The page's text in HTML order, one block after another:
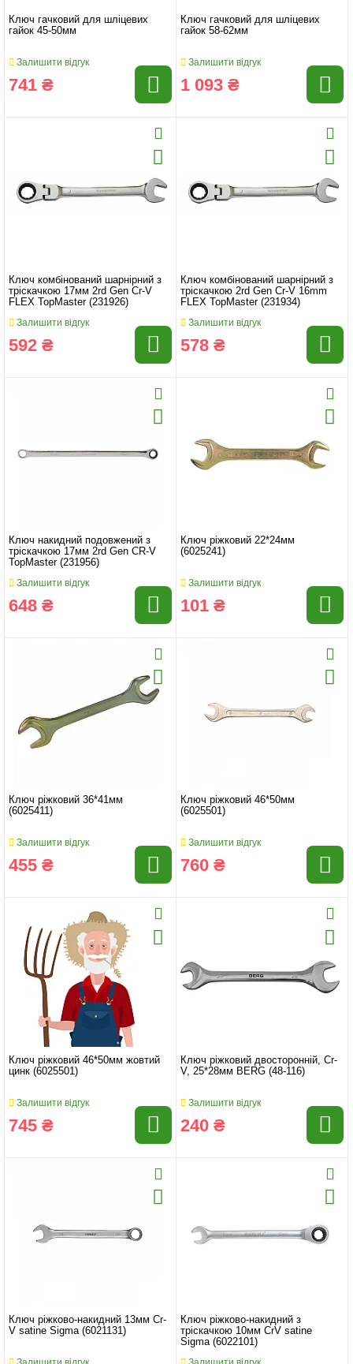
Ключ гачковий для шліцевих
гайок 45-50мм
Залишити відгук
741 ₴
Ключ гачковий для шліцевих
гайок 58-62мм
Залишити відгук
1 093 ₴
Ключ комбінований шарнірний з
тріскачкою 17мм 2rd Gen Cr-V
FLEX TopMaster (231926)
Залишити відгук
592 ₴
Ключ комбінований шарнірний з
тріскачкою 2rd Gen Cr-V 16mm
FLEX TopMaster (231934)
Залишити відгук
578 ₴
Ключ накидний подовжений з
тріскачкою 17мм 2rd Gen CR-V
TopMaster (231956)
Залишити відгук
648 ₴
Ключ ріжковий 22*24мм
(6025241)
Залишити відгук
101 ₴
Ключ ріжковий 36*41мм
(6025411)
Залишити відгук
455 ₴
Ключ ріжковий 46*50мм
(6025501)
Залишити відгук
760 ₴
Ключ ріжковий 46*50мм жовтий
цинк (6025501)
Залишити відгук
745 ₴
Ключ ріжковий двосторонній, Cr-
V, 25*28мм BERG (48-116)
Залишити відгук
240 ₴
Ключ ріжково-накидний 13мм Cr-
V satine Sigma (6021131)
Ключ ріжково-накидний з
тріскачкою 10мм CrV satine
Sigma (6022101)